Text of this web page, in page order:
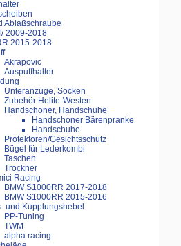
Ablaßschraube
2009-2018
2015-2018
Akrapovic
Auspuffhalter
Unteranzüge, Socken
Zubehör Helite-Westen
Handschoner, Handschuhe
Handschoner Bärenpranke
Handschuhe
Protektoren/Gesichtsschutz
Bügel für Lederkombi
Taschen
Trockner
Racing
BMW S1000RR 2017-2018
BMW S1000RR 2015-2016
und Kupplungshebel
PP-Tuning
TWM
alpha racing